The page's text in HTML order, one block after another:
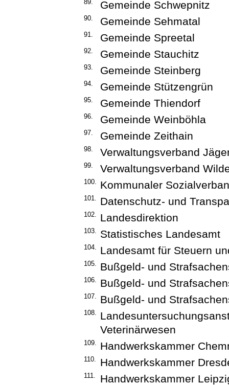
89. Gemeinde Schwepnitz
90. Gemeinde Sehmatal
91. Gemeinde Spreetal
92. Gemeinde Stauchitz
93. Gemeinde Steinberg
94. Gemeinde Stützengrün
95. Gemeinde Thiendorf
96. Gemeinde Weinböhla
97. Gemeinde Zeithain
98. Verwaltungsverband
99. Verwaltungsverband
100. Kommunaler
101. Datenschutz- und
102. Landesdirektion
103. Statistisches Landesamt
104. Landesamt für Steuern
105. Bußgeld- und
106. Bußgeld- und
107. Bußgeld- und
108.
Veterinärwesen
109. Handwerkskammer
110. Handwerkskammer
111. Handwerkskammer